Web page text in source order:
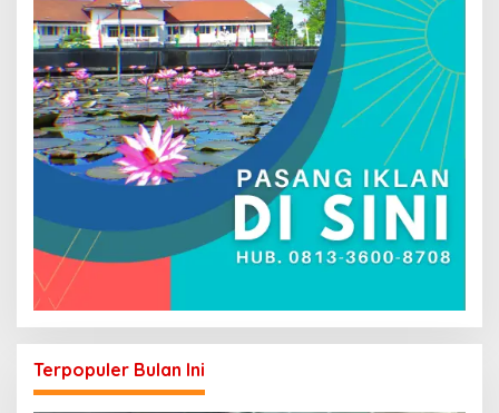
Terpopuler Bulan Ini